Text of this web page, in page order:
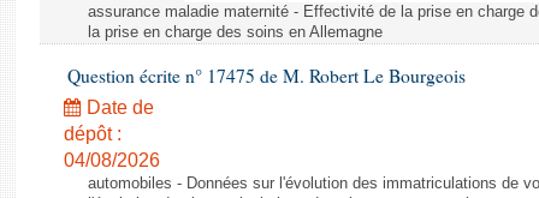
assurance maladie maternité - Effectivité de la prise en charge
la prise en charge des soins en Allemagne
Question écrite n° 17475 de M. Robert Le Bourgeois
Date de
dépôt :
04/08/2026
automobiles - Données sur l'évolution des immatriculations de